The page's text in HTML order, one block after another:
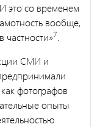
это со временем
вообще,
частности»7
СМИ и
фотографов
опыты